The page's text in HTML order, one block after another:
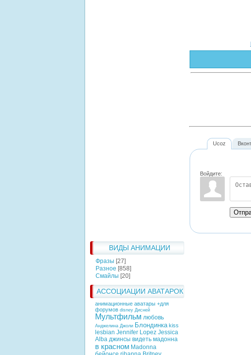
ВИДЫ АНИМАЦИИ
Фразы [27]
Разное [858]
Смайлы [20]
АССОЦИАЦИИ АВАТАРОК
анимационные аватары +для
форумов disney Дисней
Мультфильм любовь
Анджелина Джоли Блондинка kiss
lesbian Jennifer Lopez Jessica
Alba джинсы видеть мадонна
в красном Madonna
Ucoz
Войдите: